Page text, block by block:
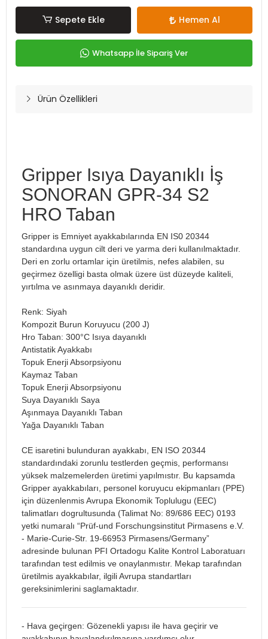
Sepete Ekle Hemen Al
Whatsapp İle Sipariş Ver
Ürün Özellikleri
Gripper Isıya Dayanıklı İş
SONORAN GPR-34 S2
HRO Taban
Gripper is Emniyet ayakkabılarında EN IS0 20344
standardına uygun cilt deri ve yarma deri kullanılmaktadır.
Deri en zorlu ortamlar için üretilmis, nefes alabilen, su
geçirmez özelligi basta olmak üzere üst düzeyde kaliteli,
yırtılma ve asınmaya dayanıklı deridir.
Renk: Siyah
Kompozit Burun Koruyucu (200 J)
Hro Taban: 300°C Isıya dayanıklı
Antistatik Ayakkabı
Topuk Enerji Absorpsiyonu
Kaymaz Taban
Topuk Enerji Absorpsiyonu
Suya Dayanıklı Saya
Aşınmaya Dayanıklı Taban
Yağa Dayanıklı Taban
CE isaretini bulunduran ayakkabı, EN ISO 20344
standardındaki zorunlu testlerden geçmis, performansı
yüksek malzemelerden üretimi yapılmıstır. Bu kapsamda
Gripper ayakkabıları, personel koruyucu ekipmanları (PPE)
için düzenlenmis Avrupa Ekonomik Toplulugu (EEC)
talimatları dogrultusunda (Talimat No: 89/686 EEC) 0193
yetki numaralı “Prüf-und Forschungsinstitut Pirmasens e.V.
- Marie-Curie-Str. 19-66953 Pirmasens/Germany”
adresinde bulunan PFI Ortadogu Kalite Kontrol Laboratuarı
tarafından test edilmis ve onaylanmıstır. Mekap tarafından
üretilmis ayakkabılar, ilgili Avrupa standartları
gereksinimlerini saglamaktadır.
- Hava geçirgen: Gözenekli yapısı ile hava geçirir ve